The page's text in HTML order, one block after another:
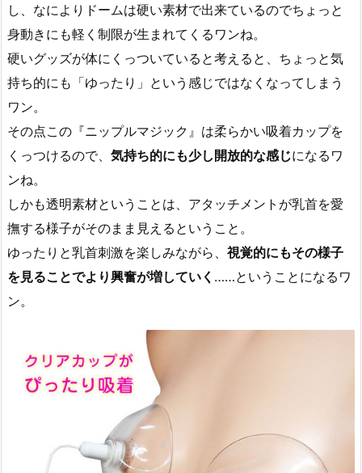
し、なによりドームは硬い素材で出来ているのでちょっと
身動きにも軽く制限が生まれてくるワンね。
硬いグッズが体にくっついていると考えると、ちょっと気
持ち的にも「ゆったり」という感じではなくなってしまう
ワン。
その点この『ニップルマジック』は柔らかい吸着カップを
くっつけるので、 気持ち的にも少し開放的な感じになるワ
ンね。
しかも透明素材ということは、アタッチメントが乳首を愛
撫する様子がそのまま見えるということ。
ゆったりと乳首刺激を楽しみながら、 視覚的にもその様子
を見ることでより興奮が増していく ……ということになるワ
ン。